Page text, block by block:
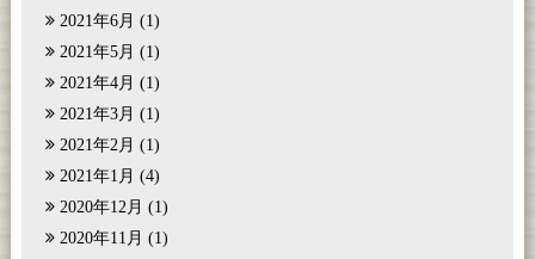
2021年6月 (1)
2021年5月 (1)
2021年4月 (1)
2021年3月 (1)
2021年2月 (1)
2021年1月 (4)
2020年12月 (1)
2020年11月 (1)